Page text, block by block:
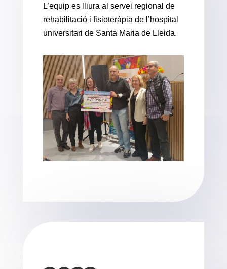
L’equip es lliura al servei regional de
rehabilitació i fisioteràpia de l’hospital
universitari de Santa Maria de Lleida.